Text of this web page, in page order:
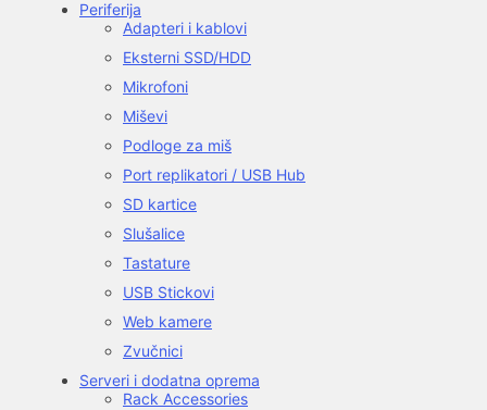
Periferija
Adapteri i kablovi
Eksterni SSD/HDD
Mikrofoni
Miševi
Podloge za miš
Port replikatori / USB Hub
SD kartice
Slušalice
Tastature
USB Stickovi
Web kamere
Zvučnici
Serveri i dodatna oprema
Rack Accessories